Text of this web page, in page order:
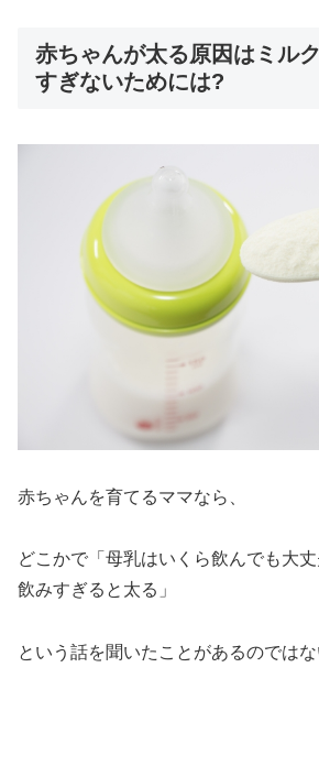
赤ちゃんが太る原因はミル
すぎないためには?
赤ちゃんを育てるママなら、
どこかで「母乳はいくら飲んでも大
飲みすぎると太る」
という話を聞いたことがあるのではな